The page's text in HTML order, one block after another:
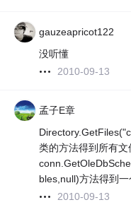
gauzeapricot122
没听懂
2010-09-13
孟子E章
类的方法得到所有文
bles,null)方法得到
2010-09-13